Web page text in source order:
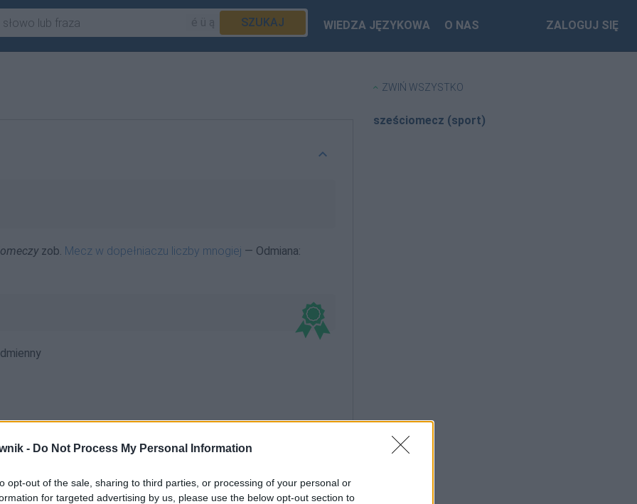
- Do Not Process My Personal Information
opt-out of the sale, sharing to third parties, or processing of your personal or
for targeted advertising by us, please use the below opt-out section to
SZUKAJ WIEDZA JĘZYKOWA O NAS ZALOGUJ SIĘ
zob. Mecz w dopełniaczu liczby mnogiej — Odmiana:
sześciomecze; sześciomeczem;
sześciomeczu; sześciomeczy
ZWIŃ WSZYSTKO
sześciomecz (sport)